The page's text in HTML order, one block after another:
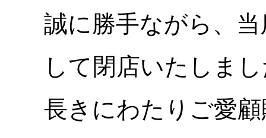
誠に勝手ながら、
して閉店いたしま
長きにわたりご愛